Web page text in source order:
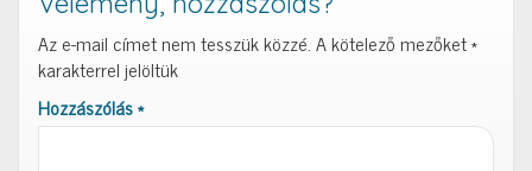
Az e-mail címet nem tesszük közzé.A kötelező mezőket*
karakterrel jelöltük
Hozzászólás*